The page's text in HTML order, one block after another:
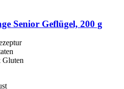
Senior Geflügel, 200 g
Gluten